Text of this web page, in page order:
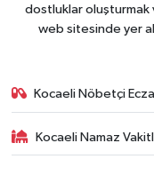
dostluklar oluşturmak
web sitesinde yer
Kocaeli Nöbetçi
Kocaeli Namaz